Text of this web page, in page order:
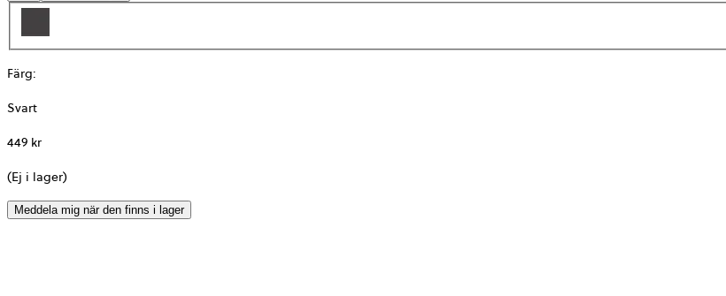
Färg:
Svart
449 kr
(Ej i lager)
Meddela mig när den finns i lager